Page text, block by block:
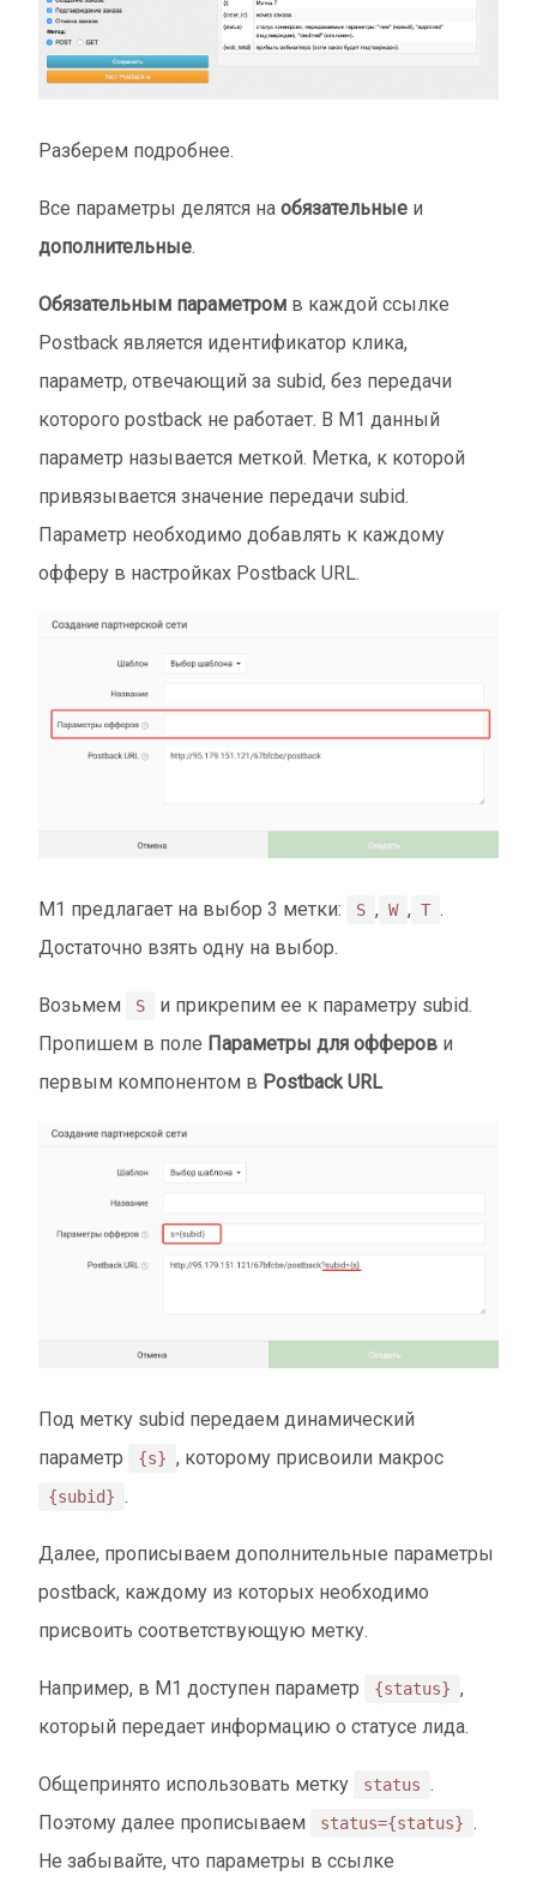
Разберем подробнее.
Все параметры делятся на обязательные и
дополнительные.
Обязательным параметром в каждой ссылке
Postback является идентификатор клика,
параметр, отвечающий за subid, без передачи
которого postback не работает. В М1 данный
параметр называется меткой. Метка, к которой
привязывается значение передачи subid.
Параметр необходимо добавлять к каждому
офферу в настройках Postback URL.
М1 предлагает на выбор 3 метки: S , W , T .
Достаточно взять одну на выбор.
Возьмем S
и прикрепим ее к параметру subid.
Пропишем в поле Параметры для офферов и
первым компонентом в Postback URL
Под метку subid передаем динамический
параметр
{s} , которому присвоили макрос
{subid} .
Далее, прописываем дополнительные параметры
postback, каждому из которых необходимо
присвоить соответствующую метку.
Например, в М1 доступен параметр {status} ,
который передает информацию о статусе лида.
Общепринято использовать метку status
.
Поэтому далее прописываем
status={status}
.
Не забывайте, что параметры в ссылке